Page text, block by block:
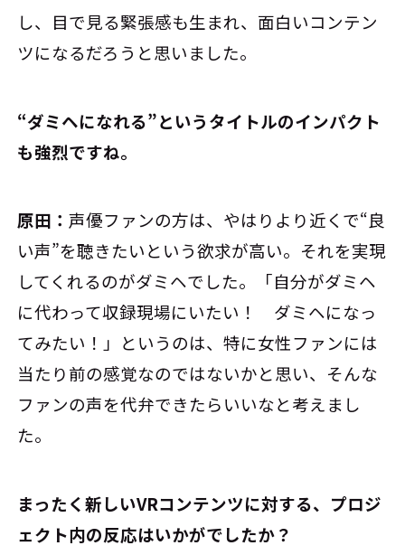
し、目で見る緊張感も生まれ、面白いコンテン
ツになるだろうと思いました。
――“ダミヘになれる”というタイトルのインパクト
も強烈ですね。
原田：声優ファンの方は、やはりより近くで“良
い声”を聴きたいという欲求が高い。それを実現
してくれるのがダミヘでした。「自分がダミヘ
に代わって収録現場にいたい！ ダミヘになっ
てみたい！」というのは、特に女性ファンには
当たり前の感覚なのではないかと思い、そんな
ファンの声を代弁できたらいいなと考えまし
た。
――まったく新しいVRコンテンツに対する、プロジ
ェクト内の反応はいかがでしたか？